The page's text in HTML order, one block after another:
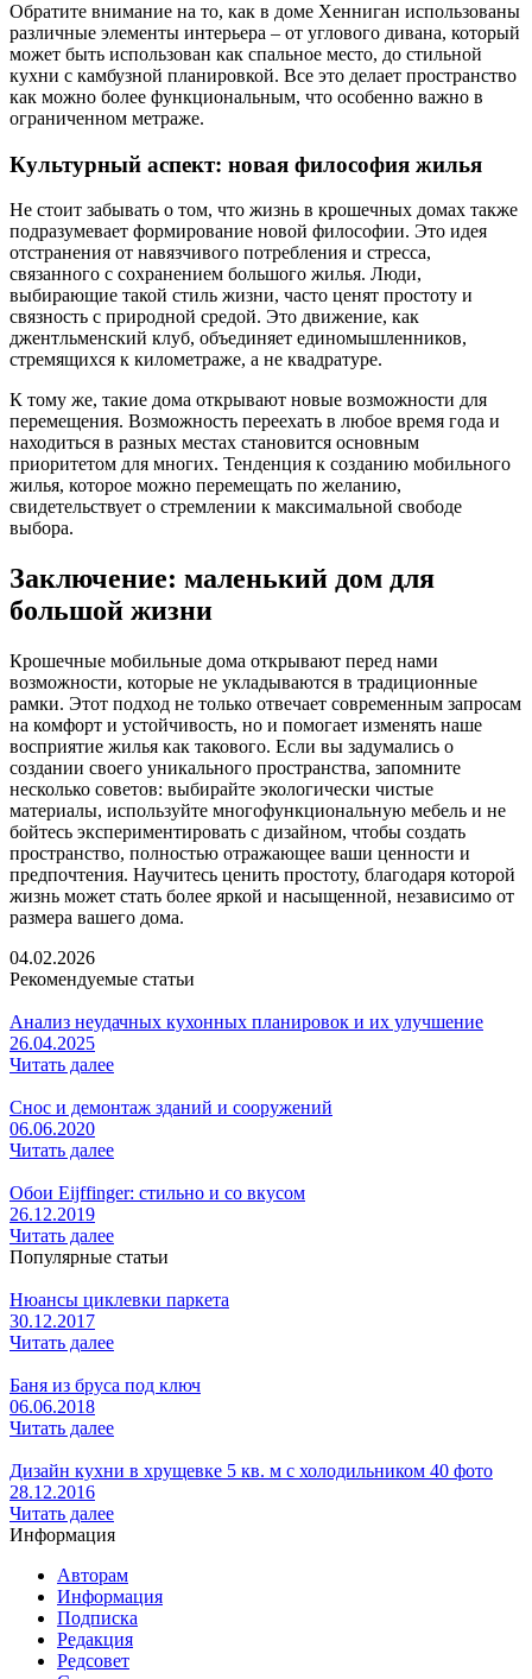
Обратите внимание на то, как в доме Хенниган использованы
различные элементы интерьера – от углового дивана, который
может быть использован как спальное место, до стильной
кухни с камбузной планировкой. Все это делает пространство
как можно более функциональным, что особенно важно в
ограниченном метраже.
Культурный аспект: новая философия жилья
Не стоит забывать о том, что жизнь в крошечных домах также
подразумевает формирование новой философии. Это идея
отстранения от навязчивого потребления и стресса,
связанного с сохранением большого жилья. Люди,
выбирающие такой стиль жизни, часто ценят простоту и
связность с природной средой. Это движение, как
джентльменский клуб, объединяет единомышленников,
стремящихся к километраже, а не квадратуре.
К тому же, такие дома открывают новые возможности для
перемещения. Возможность переехать в любое время года и
находиться в разных местах становится основным
приоритетом для многих. Тенденция к созданию мобильного
жилья, которое можно перемещать по желанию,
свидетельствует о стремлении к максимальной свободе
выбора.
Заключение: маленький дом для
большой жизни
Крошечные мобильные дома открывают перед нами
возможности, которые не укладываются в традиционные
рамки. Этот подход не только отвечает современным запросам
на комфорт и устойчивость, но и помогает изменять наше
восприятие жилья как такового. Если вы задумались о
создании своего уникального пространства, запомните
несколько советов: выбирайте экологически чистые
материалы, используйте многофункциональную мебель и не
бойтесь экспериментировать с дизайном, чтобы создать
пространство, полностью отражающее ваши ценности и
предпочтения. Научитесь ценить простоту, благодаря которой
жизнь может стать более яркой и насыщенной, независимо от
размера вашего дома.
04.02.2026
Рекомендуемые статьи
Анализ неудачных кухонных планировок и их улучшение
26.04.2025
Читать далее
Снос и демонтаж зданий и сооружений
06.06.2020
Читать далее
Обои Eijffinger: стильно и со вкусом
26.12.2019
Читать далее
Популярные статьи
Нюансы циклевки паркета
30.12.2017
Читать далее
Баня из бруса под ключ
06.06.2018
Читать далее
Дизайн кухни в хрущевке 5 кв. м с холодильником 40 фото
28.12.2016
Читать далее
Информация
Авторам
Информация
Подписка
Редакция
Редсовет